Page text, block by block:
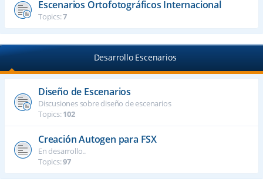
Escenarios Ortofotográficos Internacional
Topics:7
Desarrollo Escenarios
Diseño de Escenarios
Discusiones sobre diseño de escenarios
Topics:102
Creación Autogen para FSX
En desarrollo..
Topics:97